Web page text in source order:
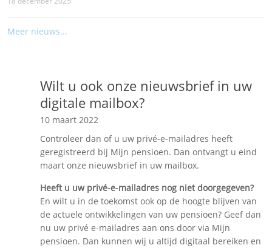
Meer nieuws...
Wilt u ook onze nieuwsbrief in uw
digitale mailbox?
10 maart 2022
Controleer dan of u uw privé-e-mailadres heeft
geregistreerd bij Mijn pensioen. Dan ontvangt u eind
maart onze nieuwsbrief in uw mailbox.
Heeft u uw privé-e-mailadres nog niet doorgegeven?
En wilt u in de toekomst ook op de hoogte blijven van
de actuele ontwikkelingen van uw pensioen? Geef dan
nu uw privé e-mailadres aan ons door via Mijn
pensioen. Dan kunnen wij u altijd digitaal bereiken en